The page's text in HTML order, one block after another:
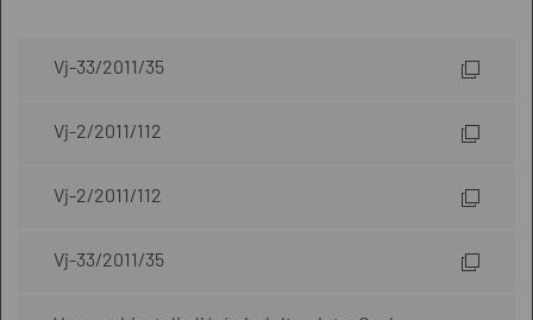
Vj-33/2011/35
Vj-2/2011/112
Vj-2/2011/112
Vj-33/2011/35